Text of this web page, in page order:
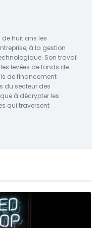
de huit ans les
à la gestion
Son travail
levées de fonds de
de financement
du secteur des
à décrypter les
qui traversent